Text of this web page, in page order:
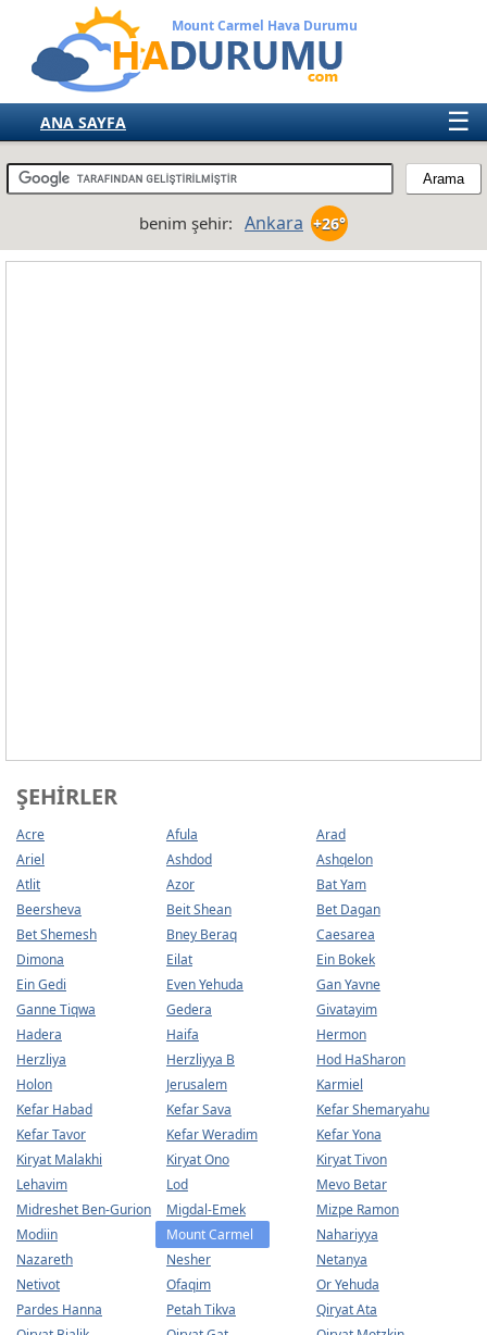
Mount Carmel Hava Durumu
☰
ANA SAYFA
TÜRKİYE
benim şehir: Ankara +26°
ŞEHIRLER
Acre Afula
Arad
Ariel
Ashdod
Ashqelon
Atlit
Azor
Bat Yam
Beersheva
Beit Shean
Bet Dagan
Bet Shemesh
Bney Beraq
Caesarea
Dimona
Eilat
Ein Bokek
Ein Gedi
Even Yehuda
Gan Yavne
Ganne Tiqwa
Gedera
Givatayim
Hadera
Haifa
Hermon
Herzliya
Herzliyya B
Hod HaSharon
Holon
Jerusalem
Karmiel
Kefar Habad
Kefar Sava
Kefar Shemaryahu
Kefar Tavor
Kefar Weradim
Kefar Yona
Kiryat Malakhi
Kiryat Ono
Kiryat Tivon
Lehavim
Lod
Mevo Betar
Midreshet Ben-Gurion
Migdal-Emek
Mizpe Ramon
Modiin
Mount Carmel
Nahariyya
Nazareth
Nesher
Netanya
Netivot
Ofaqim
Or Yehuda
Pardes Hanna
Petah Tikva
Qiryat Ata